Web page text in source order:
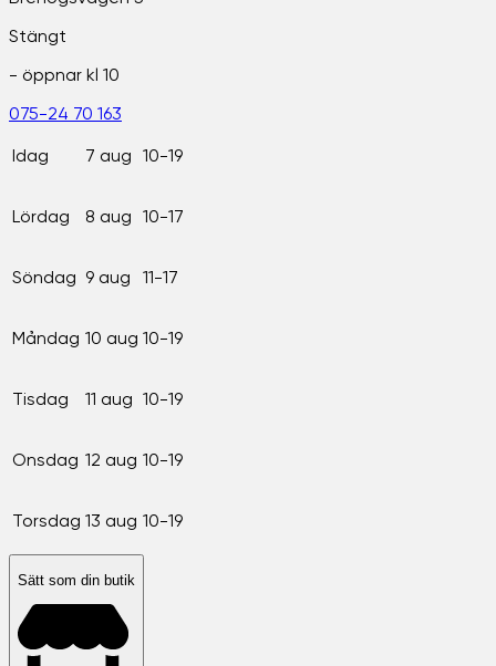
Stängt
- öppnar kl 10
075-24 70 163
Idag 7 aug 10-19
Lördag 8 aug 10-17
Söndag 9 aug 11-17
Måndag 10 aug 10-19
Tisdag 11 aug 10-19
Onsdag 12 aug 10-19
Torsdag 13 aug 10-19
Sätt som din butik